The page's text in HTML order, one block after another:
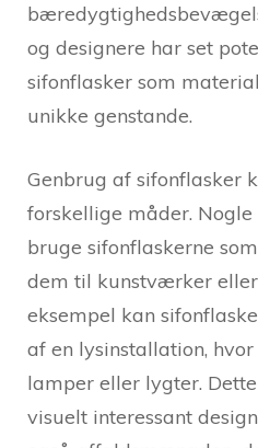
og designere har set
sifonflasker som
unikke genstande.
Genbrug af sifonflasker
forskellige måder.
bruge sifonflaskerne
dem til kunstværker
eksempel kan
af en lysinstallation,
lamper eller lygter.
visuelt interessant